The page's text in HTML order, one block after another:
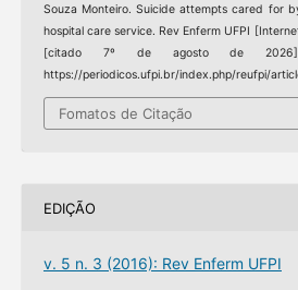
Souza Monteiro. Suicide attempts cared for
hospital care service. Rev Enferm UFPI
[citado 7º de agosto de
https://periodicos.ufpi.br/index.php/reufpi/
Fomatos de Citação
EDIÇÃO
v. 5 n. 3 (2016): Rev Enferm UFPI